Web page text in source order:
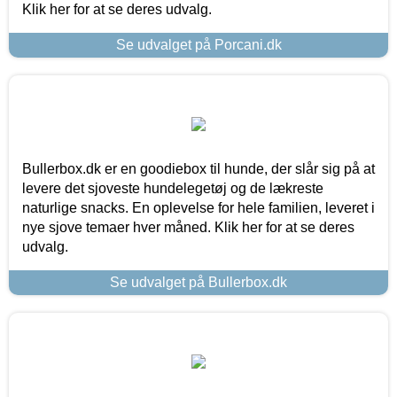
Klik her for at se deres udvalg.
Se udvalget på Porcani.dk
Bullerbox.dk er en goodiebox til hunde, der slår sig på at
levere det sjoveste hundelegetøj og de lækreste
naturlige snacks. En oplevelse for hele familien, leveret i
nye sjove temaer hver måned. Klik her for at se deres
udvalg.
Se udvalget på Bullerbox.dk